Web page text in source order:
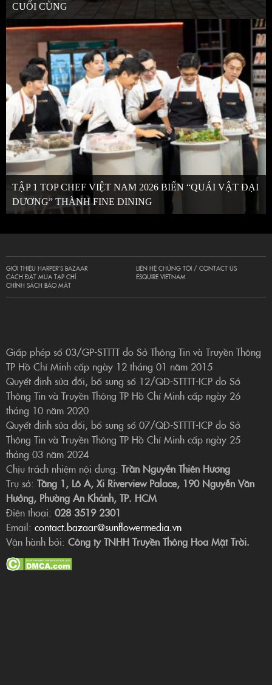
CUỐI CÙNG
TẬP 1 TOP CHEF VIỆT NAM 2026 BIẾN “QUÁI VẬT ĐẠI
DƯƠNG” THÀNH FINE DINING
GIỚI THIỆU HARPER’S BAZAAR
CÁCH ĐẶT MUA TẠP CHÍ
CHÍNH SÁCH BẢO MẬT
LIÊN HỆ CHÚNG TÔI / CONTACT US
ESQUIRE VIETNAM
Giấp phép số 03/GP-STTTT do Sở Thông Tin và Truyền Thông
TP Hồ Chí Minh cấp ngày 12 tháng 01 năm 2015
Quyết định sửa đổi, bổ sung số 12/QĐ-STTTT-ICP do Sở
Thông Tin và Truyền Thông TP Hồ Chí Minh cấp ngày 26
tháng 10 năm 2020
Quyết định sửa đổi, bổ sung số 07/QĐ-STTTT-ICP do Sở
Thông Tin và Truyền Thông TP Hồ Chí Minh cấp ngày 25
tháng 03 năm 2024
Chịu trách nhiệm nội dung: Trần Nguyễn Thiên Hương
Trụ sở: Tầng 1, Lô A, Xi Riverview Palace, 190 Nguyễn Văn
Hưởng, Phường An Khánh, TP. HCM
Điện thoại: 028 3519 2301
Email: contact.bazaar@sunflowermedia.vn
Vận hành bởi: Công ty TNHH Truyền Thông Hoa Mặt Trời.